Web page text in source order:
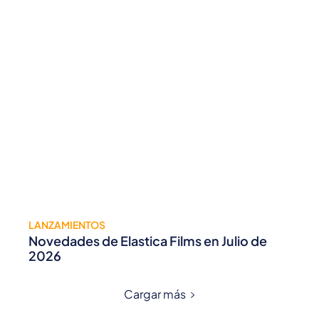
LANZAMIENTOS
Novedades de Elastica Films en Julio de
2026
Cargar más